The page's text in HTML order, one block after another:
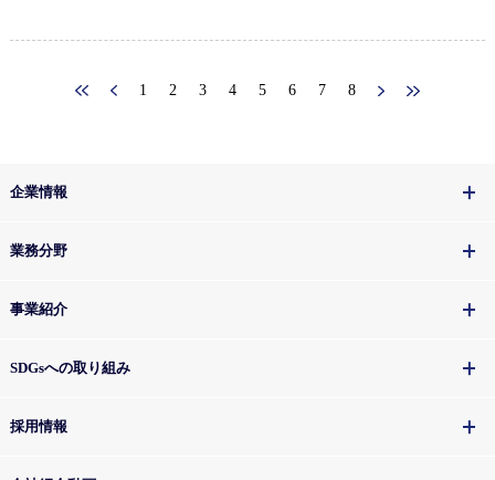
1 2 3 4 5 6 7 8
企業情報
業務分野
事業紹介
SDGsへの取り組み
採用情報